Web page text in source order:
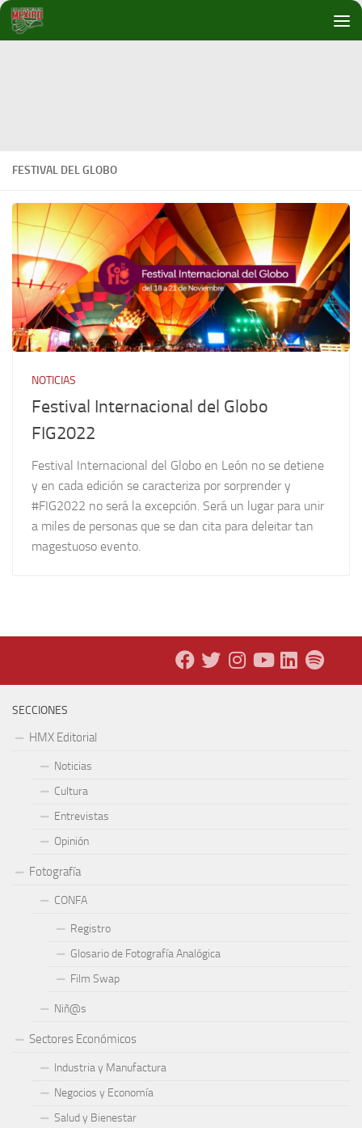
Debajo del contenido
FESTIVAL DEL GLOBO
NOTICIAS
Festival Internacional del Globo
FIG2022
Festival Internacional del Globo en León no se detiene
y en cada edición se caracteriza por sorprender y
#FIG2022 no será la excepción. Será un lugar para unir
a miles de personas que se dan cita para deleitar tan
magestuoso evento.
SECCIONES
HMX Editorial
Noticias
Cultura
Entrevistas
Opinión
Fotografía
CONFA
Registro
Glosario de Fotografía Analógica
Film Swap
Niñ@s
Sectores Económicos
Industria y Manufactura
Negocios y Economía
Salud y Bienestar